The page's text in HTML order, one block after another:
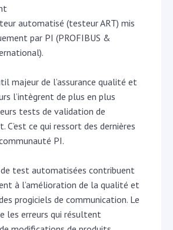
automatisé (testeur ART) mis
par PI (PROFIBUS &
majeur de l’assurance qualité et
l’intègrent de plus en plus
tests de validation de
C’est ce qui ressort des dernières
PI.
de test automatisées contribuent
à l’amélioration de la qualité et
progiciels de communication. Le
les erreurs qui résultent